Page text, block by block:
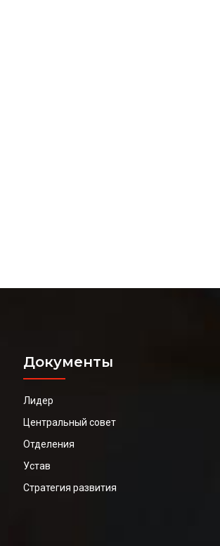
Документы
Лидер
Центральный совет
Отделения
Устав
Стратегия развития